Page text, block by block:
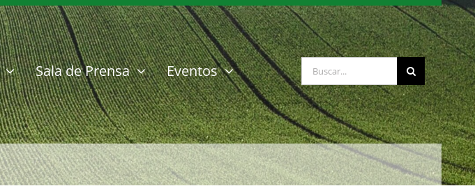
Sala de Prensa Eventos Buscar: